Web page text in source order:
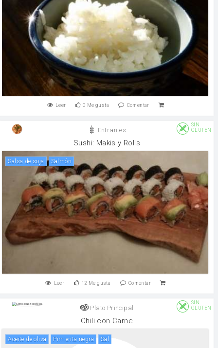
Leer 0 Me gusta Comentar
Entrantes
SIN
GLUTEN
Sushi: Makis y Rolls
salsa de soja salmón
Leer 12 Me gusta Comentar
Plato Principal
SIN
GLUTEN
Chili con Carne
aceite de oliva pimienta negra sal